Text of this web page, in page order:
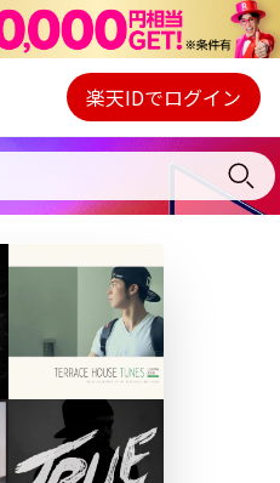
Webプレイヤー
ご契約内容の確認・変更
楽天IDでログイン